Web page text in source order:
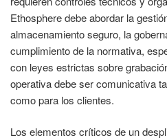
Ethosphere debe abordar la
almacenamiento seguro, la
cumplimiento de la normativa,
con leyes estrictas sobre
operativa debe ser comunicativa
como para los clientes.
Los elementos críticos de un